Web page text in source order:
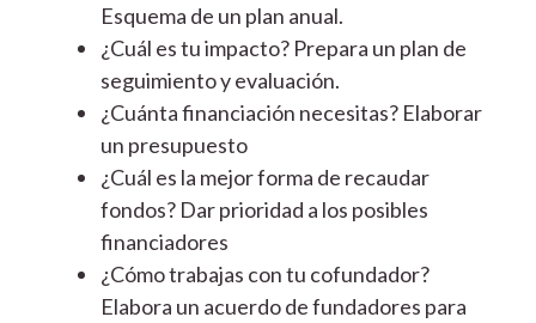
Esquema de un plan anual.
¿Cuál es tu impacto? Prepara un plan de
seguimiento y evaluación.
¿Cuánta financiación necesitas? Elaborar
un presupuesto
¿Cuál es la mejor forma de recaudar
fondos? Dar prioridad a los posibles
financiadores
¿Cómo trabajas con tu cofundador?
Elabora un acuerdo de fundadores para